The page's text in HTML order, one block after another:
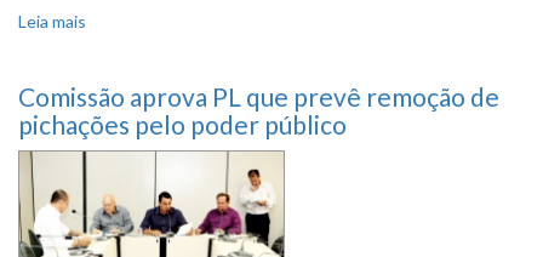
Leia mais
Comissão aprova PL que prevê remoção de
pichações pelo poder público